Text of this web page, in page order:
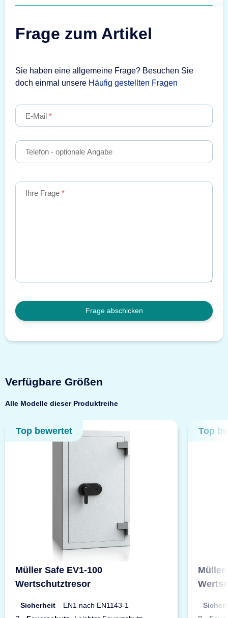
Frage zum Artikel
Sie haben eine allgemeine Frage? Besuchen Sie
doch einmal unsere Häufig gestellten Fragen
E-Mail
Telefon - optionale Angabe
Ihre Frage
Frage abschicken
Verfügbare Größen
Alle Modelle dieser Produktreihe
Top bewertet
Müller Safe EV1-100
Wertschutztresor
Sicherheit
EN1 nach EN1143-1
Top
Müller